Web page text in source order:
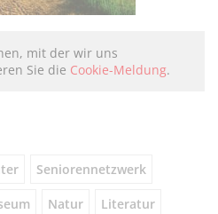
mit der wir uns
Sie die Cookie-Meldung.
Seniorennetzwerk
Natur Literatur